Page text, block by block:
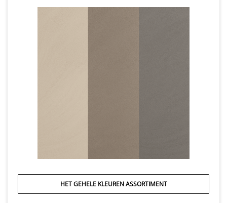
HET GEHELE KLEUREN ASSORTIMENT